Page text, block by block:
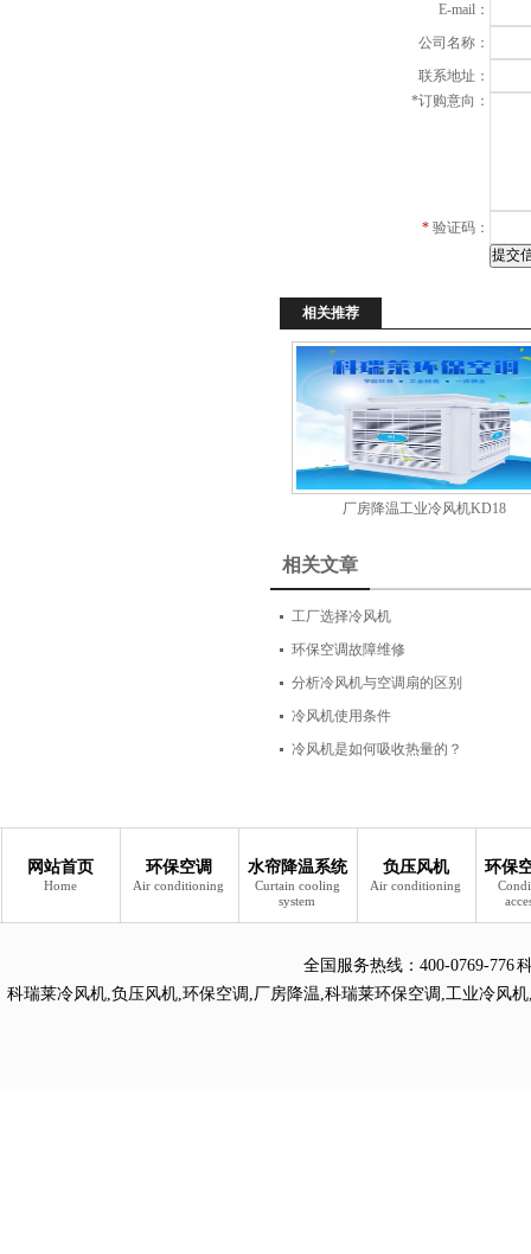
E-mail：
公司名称：
联系地址：
*订购意向：
* 验证码：
相关推荐
厂房降温工业冷风机KD18
相关文章
工厂选择冷风机
环保空调故障维修
分析冷风机与空调扇的区别
冷风机使用条件
冷风机是如何吸收热量的？
网站首页
Home
环保空调
Air conditioning
水帘降温系统
Curtain cooling
system
负压风机
Air conditioning
环保
全国服务热线： 400-0769-776
科瑞莱冷风机,负压风机,环保空调 ,厂房降温,科瑞莱环保空调 ,工业冷风机